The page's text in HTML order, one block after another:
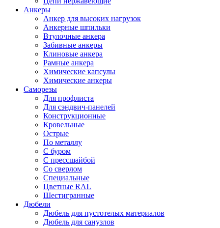
Анкеры
Анкер для высоких нагрузок
Анкерные шпильки
Втулочные анкера
Забивные анкеры
Клиновые анкера
Рамные анкера
Химические капсулы
Химические анкеры
Саморезы
Для профлиста
Для сэндвич-панелей
Конструкционные
Кровельные
Острые
По металлу
С буром
С прессшайбой
Со сверлом
Специальные
Цветные RAL
Шестигранные
Дюбели
Дюбель для пустотелых материалов
Дюбель для санузлов